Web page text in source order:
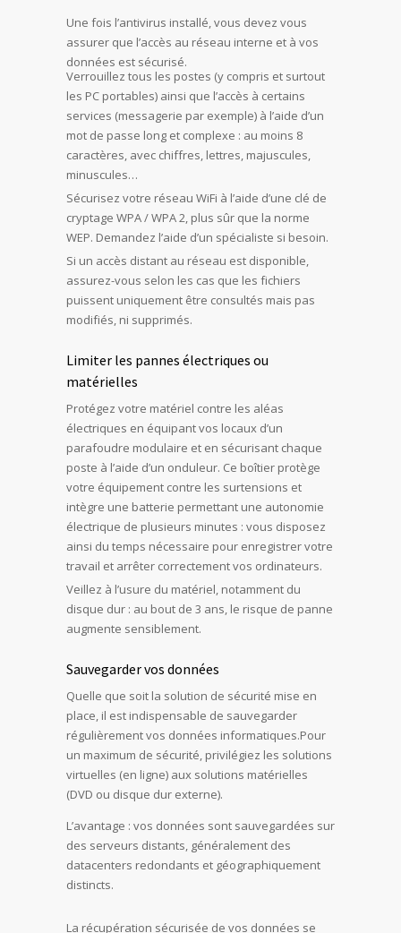
Une fois l’antivirus installé, vous devez vous
assurer que l’accès au réseau interne et à vos
données est sécurisé.
Verrouillez tous les postes (y compris et surtout
les PC portables) ainsi que l’accès à certains
services (messagerie par exemple) à l’aide d’un
mot de passe long et complexe : au moins 8
caractères, avec chiffres, lettres, majuscules,
minuscules…
Sécurisez votre réseau WiFi à l’aide d’une clé de
cryptage WPA / WPA 2, plus sûr que la norme
WEP. Demandez l’aide d’un spécialiste si besoin.
Si un accès distant au réseau est disponible,
assurez-vous selon les cas que les fichiers
puissent uniquement être consultés mais pas
modifiés, ni supprimés.
Limiter les pannes électriques ou
matérielles
Protégez votre matériel contre les aléas
électriques en équipant vos locaux d’un
parafoudre modulaire et en sécurisant chaque
poste à l’aide d’un onduleur. Ce boîtier protège
votre équipement contre les surtensions et
intègre une batterie permettant une autonomie
électrique de plusieurs minutes : vous disposez
ainsi du temps nécessaire pour enregistrer votre
travail et arrêter correctement vos ordinateurs.
Veillez à l’usure du matériel, notamment du
disque dur : au bout de 3 ans, le risque de panne
augmente sensiblement.
Sauvegarder vos données
Quelle que soit la solution de sécurité mise en
place, il est indispensable de sauvegarder
régulièrement vos données informatiques.Pour
un maximum de sécurité, privilégiez les solutions
virtuelles (en ligne) aux solutions matérielles
(DVD ou disque dur externe).
L’avantage : vos données sont sauvegardées sur
des serveurs distants, généralement des
datacenters redondants et géographiquement
distincts.
La récupération sécurisée de vos données se